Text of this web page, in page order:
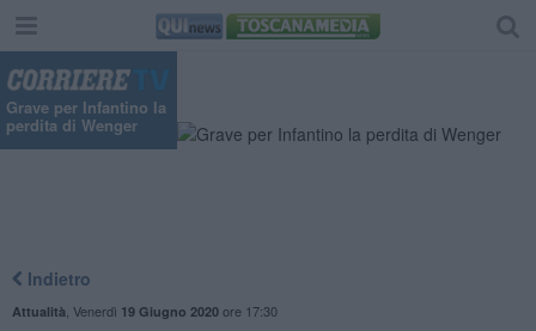
Grave per Infantino la
perdita di Wenger
Indietro
Attualità Venerdì 19 Giugno 2020ore 17:30